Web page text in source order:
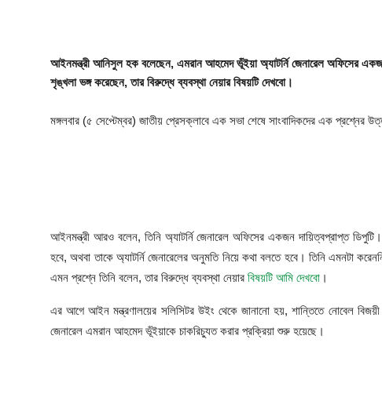
বরিশাল বিভাগ
আইনি পরামর্শের
আইনমন্ত্রী আনিসুল হক বলেছেন, এমরান আহমেদ ভূঁইয়া অ্যাটর্নি জেনারেল অফিসের একজন
শৃঙ্খলা ভঙ্গ করেছেন, তার বিরুদ্ধে ব্যবস্থা নেয়ার বিষয়টি দেখবো।
মঙ্গলবার (৫ সেপ্টেম্বর) জাতীয় প্রেসক্লাবে এক সভা শেষে সাংবাদিকদের এক প্রশ্নের
আইনমন্ত্রী আরও বলেন, তিনি অ্যাটর্নি জেনারেল অফিসের একজন দায়িত্বপ্রাপ্ত
হবে, অথবা তাকে অ্যাটর্নি জেনারেলের অনুমতি নিয়ে কথা বলতে হবে। তিনি এমনটা
এমন প্রশ্নে তিনি বলেন, তার বিরুদ্ধে ব্যবস্থা নেয়ার বিষয়টি আমি দেখবো ।
এর আগে আইন মন্ত্রণালয়ের সলিসিটর উইং থেকে জানানো হয়, শান্তিতে নোবেল বিজয়ী
জেনারেল এমরান আহমেদ ভূঁইয়াকে চাকরিচ্যুত করার প্রক্রিয়া শুরু হয়েছে।